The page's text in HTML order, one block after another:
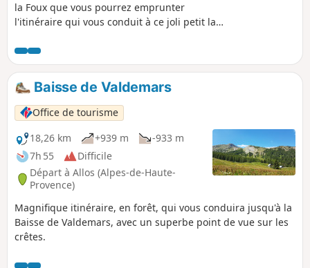
la Foux que vous pourrez emprunter
l'itinéraire qui vous conduit à ce joli petit lac
Baisse de Valdemars
Office de tourisme
18,26 km
+939 m
-933 m
7h 55
Difficile
Départ à Allos (Alpes-de-Haute-
Provence)
Magnifique itinéraire, en forêt, qui vous conduira jusqu'à la
Baisse de Valdemars, avec un superbe point de vue sur les
crêtes.